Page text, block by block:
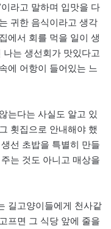
라고 말하며 입맛을 다
귀한 음식이라고 생각
에서 회를 먹을 일이 생
는 생선회가 맛있다고
에 어항이 들어있는 느
는다는 사실도 알고 있
횟집으로 안내해야 했
선 초밥을 특별히 만들
는 것도 아니고 매상을
길고양이들에게 천사같
프면 그 식당 앞에 줄을